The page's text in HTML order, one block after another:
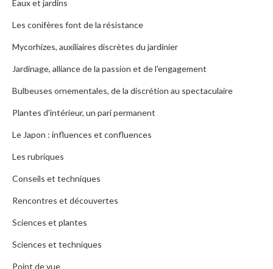
Eaux et jardins
Les conifères font de la résistance
Mycorhizes, auxiliaires discrètes du jardinier
Jardinage, alliance de la passion et de l'engagement
Bulbeuses ornementales, de la discrétion au spectaculaire
Plantes d'intérieur, un pari permanent
Le Japon : influences et confluences
Les rubriques
Conseils et techniques
Rencontres et découvertes
Sciences et plantes
Sciences et techniques
Point de vue